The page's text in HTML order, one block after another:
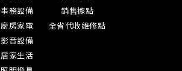
事務設備
廚房家電
影音設備
居家生活
銷售據點
全省代收維修點